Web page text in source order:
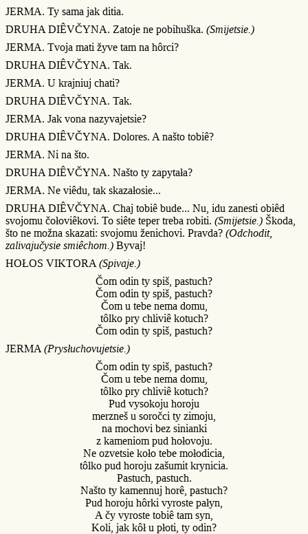
JERMA. Ty sama jak ditia.
DRUHA DIÊVČYNA. Zatoje ne pobihuška. (Smijetsie.)
JERMA. Tvoja mati žyve tam na hôrci?
DRUHA DIÊVČYNA. Tak.
JERMA. U krajniuj chati?
DRUHA DIÊVČYNA. Tak.
JERMA. Jak vona nazyvajetsie?
DRUHA DIÊVČYNA. Dolores. A našto tobiê?
JERMA. Ni na što.
DRUHA DIÊVČYNA. Našto ty zapytała?
JERMA. Ne viêdu, tak skazałosie...
DRUHA DIÊVČYNA. Chaj tobiê bude... Nu, idu zanesti obiêd
svojomu čołoviêkovi. To siête teper treba robiti. (Smijetsie.) Škoda,
što ne možna skazati: svojomu ženichovi. Pravda? (Odchodit,
zalivajučysie smiêchom.) Byvaj!
HOŁOS VIKTORA (Spivaje.)
Čom odin ty spiš, pastuch?
Čom odin ty spiš, pastuch?
Čom u tebe nema domu,
tôlko pry chliviê kotuch?
Čom odin ty spiš, pastuch?
JERMA (Prysłuchovujetsie.)
Čom odin ty spiš, pastuch?
Čom u tebe nema domu,
tôlko pry chliviê kotuch?
Pud vysokoju horoju
merzneš u soročci ty zimoju,
na mochovi bez sinianki
z kameniom pud hołovoju.
Ne ozvetsie koło tebe mołodicia,
tôlko pud horoju zašumit krynicia.
Pastuch, pastuch.
Našto ty kamennuj horê, pastuch?
Pud horoju hôrki vyroste pałyn,
A čy vyroste tobiê tam syn,
Koli, jak kôł u płoti, ty odin?